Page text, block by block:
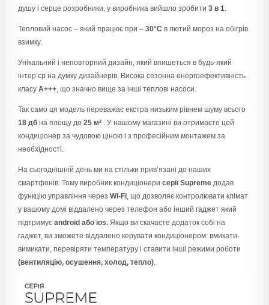
душу і серце розробники, у виробника вийшло зробити 3 в 1.
Тепловий насос – який працює при – 30°С в лютий мороз на обігрів
взимку.
Унікальний і неповторний дизайн, який впишеться в будь-який
інтер’єр на думку дизайнерів. Висока сезонна енергоефективність
класу А+++, що значно вище за інші теплові насоси.
Так само ця модель переважає екстра низьким рівнем шуму всього
18 дбна площу до 25 м². У нашому магазині ви отримаєте цей
кондиціонер за чудовою ціною і з професійним монтажем за
необхідності.
На сьогоднішній день ми на стільки прив’язані до наших
смартфонів. Тому виробник кондиціонери серії Supremeдодав
функцію управління через Wi-Fi, що дозволяє контролювати клімат
у вашому домі віддалено через телефон або інший гаджет який
підтримує android або ios.Якщо ви скачаєте додаток собі на
гаджет, ви зможете віддалено керувати кондиціонером: вмикати-
вимикати, перевіряти температуру і ставити інші режими роботи
(вентиляцію, осушення, холод, тепло).